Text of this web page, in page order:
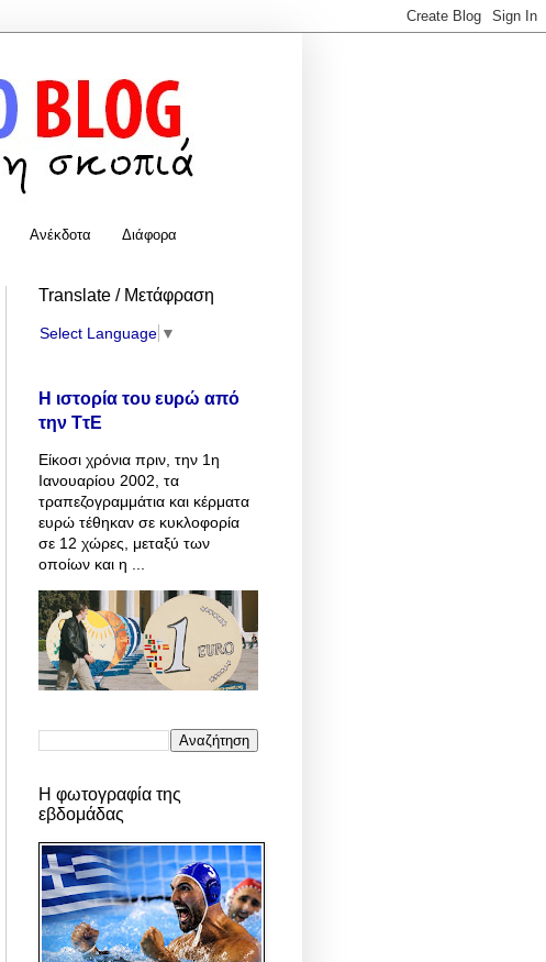
Ανέκδοτα Διάφορα
Translate / Μετάφραση
Select Language ▼
Η ιστορία του ευρώ από
την ΤτΕ
Είκοσι χρόνια πριν, την 1η
Ιανουαρίου 2002, τα
τραπεζογραμμάτια και κέρματα
ευρώ τέθηκαν σε κυκλοφορία
σε 12 χώρες, μεταξύ των
οποίων και η ...
Η φωτογραφία της
εβδομάδας